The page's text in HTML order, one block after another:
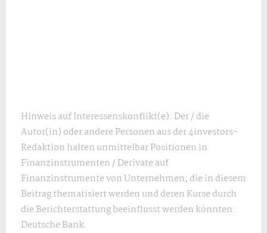
Hinweis auf Interessenskonflikt(e): Der / die
Autor(in) oder andere Personen aus der 4investors-
Redaktion halten unmittelbar Positionen in
Finanzinstrumenten / Derivate auf
Finanzinstrumente von Unternehmen, die in diesem
Beitrag thematisiert werden und deren Kurse durch
die Berichterstattung beeinflusst werden könnten:
Deutsche Bank.